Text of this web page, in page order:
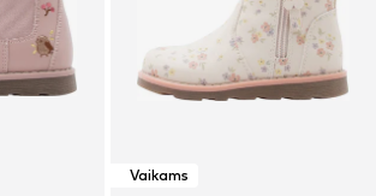
Vaikams